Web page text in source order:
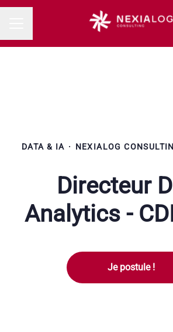
DATA & IA · NEXIALOG
Directeur
Analytics -
Je postule !